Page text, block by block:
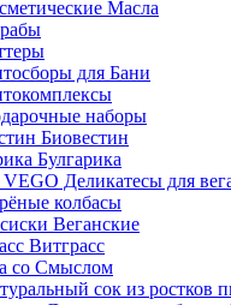
Масла
для Бани
наборы
Биовестин
Булгарика
колбасы
Веганские
Витграсс
со Смыслом
сок из ростков